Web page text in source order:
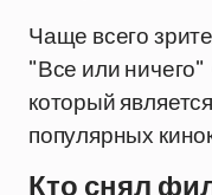
Чаще всего
"Все или
который
популярных
Кто снял